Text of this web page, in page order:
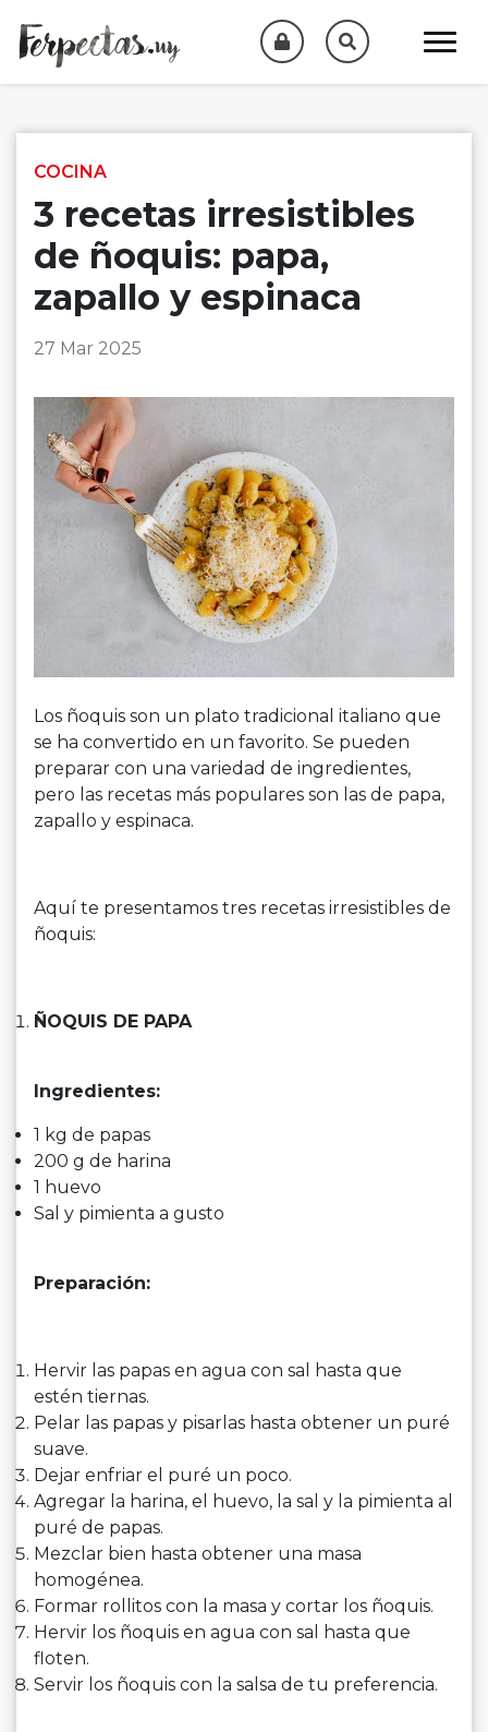
COCINA
3 recetas irresistibles
de ñoquis: papa,
zapallo y espinaca
27 Mar 2025
Los ñoquis son un plato tradicional italiano que
se ha convertido en un favorito. Se pueden
preparar con una variedad de ingredientes,
pero las recetas más populares son las de papa,
zapallo y espinaca.
Aquí te presentamos tres recetas irresistibles de
ñoquis:
ÑOQUIS DE PAPA
Ingredientes:
1 kg de papas
200 g de harina
1 huevo
Sal y pimienta a gusto
Preparación:
Hervir las papas en agua con sal hasta que
estén tiernas.
Pelar las papas y pisarlas hasta obtener un puré
suave.
Dejar enfriar el puré un poco.
Agregar la harina, el huevo, la sal y la pimienta al
puré de papas.
Mezclar bien hasta obtener una masa
homogénea.
Formar rollitos con la masa y cortar los ñoquis.
Hervir los ñoquis en agua con sal hasta que
floten.
Servir los ñoquis con la salsa de tu preferencia.